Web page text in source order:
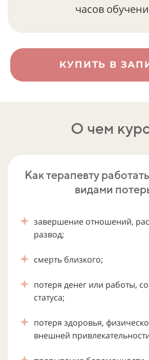
часов
КУПИТЬ В
О чем
Как терапевту
видами
завершение отношений,
развод;
смерть близкого;
потеря денег или работы,
статуса;
потеря здоровья,
внешней